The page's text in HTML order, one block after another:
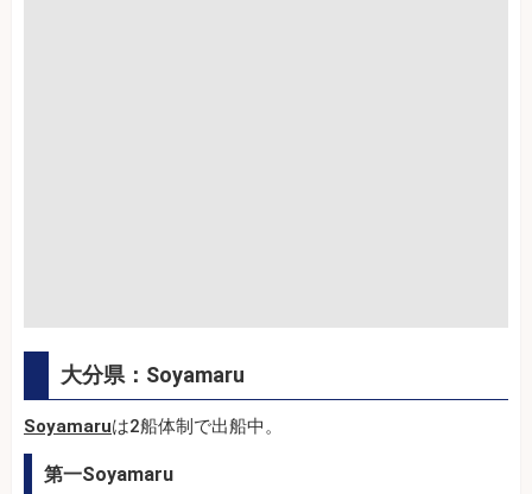
大分県：Soyamaru
Soyamaruは2船体制で出船中。
第一Soyamaru